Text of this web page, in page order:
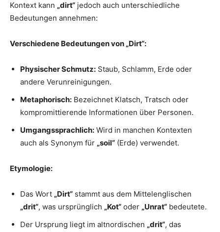
Kontext kann „dirt“ jedoch auch unterschiedliche
Bedeutungen annehmen:
Verschiedene Bedeutungen von „Dirt“:
Physischer Schmutz: Staub, Schlamm, Erde oder
andere Verunreinigungen.
Metaphorisch: Bezeichnet Klatsch, Tratsch oder
kompromittierende Informationen über Personen.
Umgangssprachlich: Wird in manchen Kontexten
auch als Synonym für „soil“ (Erde) verwendet.
Etymologie:
Das Wort „Dirt“ stammt aus dem Mittelenglischen
„drit“, was ursprünglich „Kot“ oder „Unrat“ bedeutete.
Der Ursprung liegt im altnordischen „drit“, das